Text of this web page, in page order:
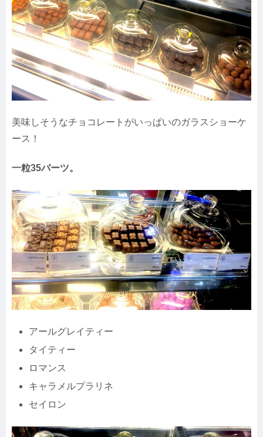
美味しそうなチョコレートがいっぱいのガラスショーケ
ース！
一粒35バーツ。
アールグレイティー
タイティー
ロマンス
キャラメルプラリネ
セイロン